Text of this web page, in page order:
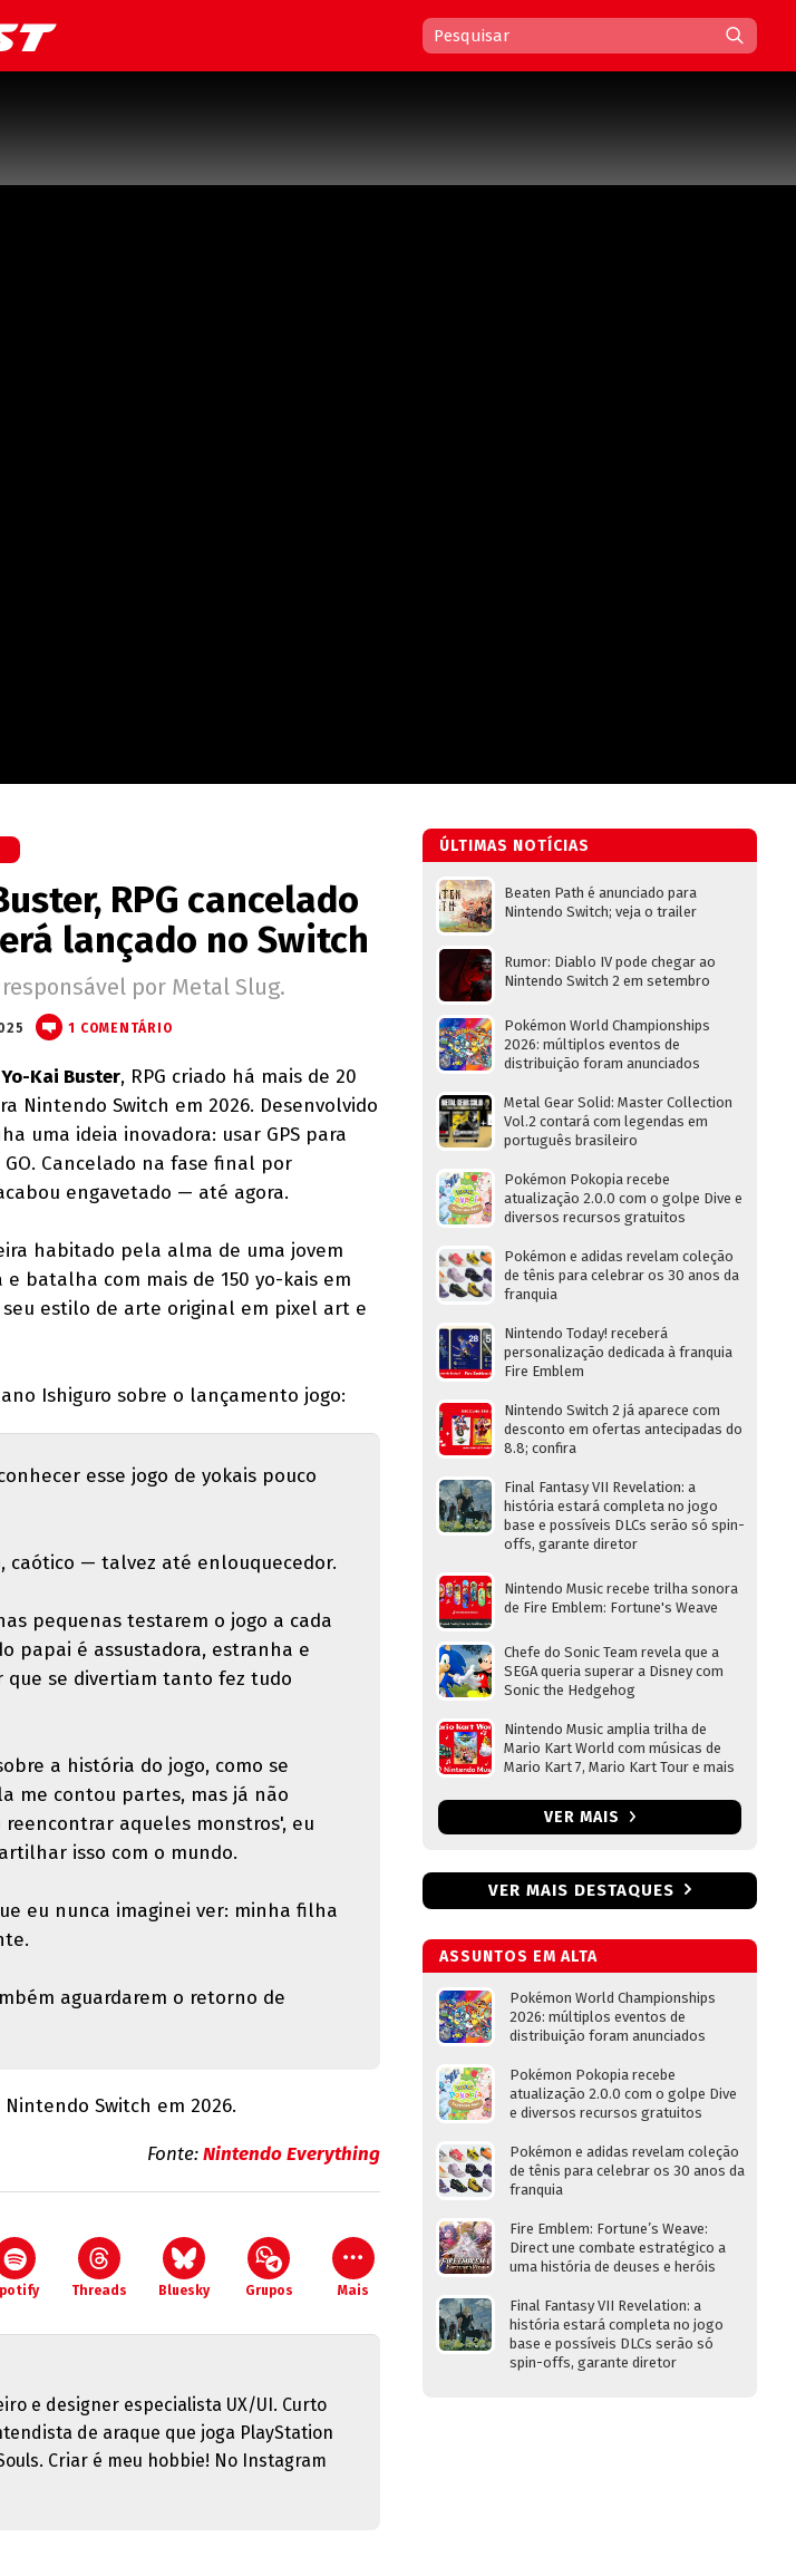
RPG cancelado
lançado no Switch
por Metal Slug.
1 COMENTÁRIO
Kai Buster, RPG criado há mais de 20
Nintendo Switch em 2026. Desenvolvido
uma ideia inovadora: usar GPS para
Cancelado na fase final por
engavetado — até agora.
habitado pela alma de uma jovem
batalha com mais de 150 yo-kais em
estilo de arte original em pixel art e
Ishiguro sobre o lançamento jogo:
esse jogo de yokais pouco
caótico — talvez até enlouquecedor.
pequenas testarem o jogo a cada
papai é assustadora, estranha e
que se divertiam tanto fez tudo
a história do jogo, como se
me contou partes, mas já não
aqueles monstros', eu
isso com o mundo.
eu nunca imaginei ver: minha filha
aguardarem o retorno de
Switch em 2026.
Fonte:Nintendo Everything
Threads Bluesky Grupos Mais
e designer especialista UX/UI. Curto
de araque que joga PlayStation
Criar é meu hobbie! No Instagram
ÚLTIMAS NOTÍCIAS
Beaten Path é anunciado para
Nintendo Switch; veja o trailer
Rumor: Diablo IV pode chegar ao
Nintendo Switch 2 em setembro
Pokémon World Championships
2026: múltiplos eventos de
distribuição foram anunciados
Metal Gear Solid: Master Collection
Vol.2 contará com legendas em
português brasileiro
Pokémon Pokopia recebe
atualização 2.0.0 com o golpe Dive e
diversos recursos gratuitos
Pokémon e adidas revelam coleção
de tênis para celebrar os 30 anos da
franquia
Nintendo Today! receberá
personalização dedicada à franquia
Fire Emblem
Nintendo Switch 2 já aparece com
desconto em ofertas antecipadas do
8.8; confira
Final Fantasy VII Revelation: a
história estará completa no jogo
base e possíveis DLCs serão só spin-
offs, garante diretor
Nintendo Music recebe trilha sonora
de Fire Emblem: Fortune's Weave
Chefe do Sonic Team revela que a
SEGA queria superar a Disney com
Sonic the Hedgehog
Nintendo Music amplia trilha de
Mario Kart World com músicas de
Mario Kart 7, Mario Kart Tour e mais
VER MAIS
VER MAIS DESTAQUES
ASSUNTOS EM ALTA
Pokémon World Championships
2026: múltiplos eventos de
distribuição foram anunciados
Pokémon Pokopia recebe
atualização 2.0.0 com o golpe Dive
e diversos recursos gratuitos
Pokémon e adidas revelam coleção
de tênis para celebrar os 30 anos da
franquia
Fire Emblem: Fortune’s Weave:
Direct une combate estratégico a
uma história de deuses e heróis
Final Fantasy VII Revelation: a
história estará completa no jogo
base e possíveis DLCs serão só
spin-offs, garante diretor